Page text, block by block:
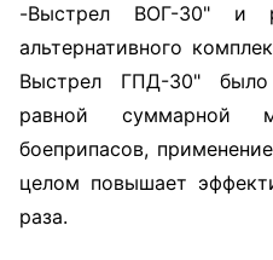
-Выстрел ВОГ-30" и
альтернативного
Выстрел ГПД-30"
равной суммарной
боеприпасов,
целом повышает
раза.